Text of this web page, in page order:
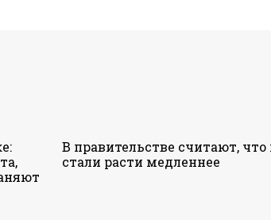
В правительстве считают,
стали расти медленнее